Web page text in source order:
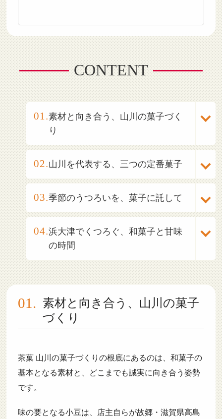
CONTENT
素材と向き合う、山川の菓子づく
り
山川を代表する、三つの定番菓子
季節のうつろいを、菓子に託して
浜大津でくつろぐ、和菓子と甘味
の時間
素材と向き合う、山川の菓子
づくり
茶菓 山川の菓子づくりの根底にあるのは、和菓子の
基本となる素材と、どこまでも誠実に向き合う姿勢
です。
味の要となる小豆は、店主自らが故郷・滋賀県高島